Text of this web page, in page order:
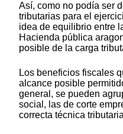
Así, como no podía ser
tributarias para el
idea de equilibrio entre
Hacienda pública
posible de la carga
Los beneficios fiscales
alcance posible
general, se pueden
social, las de corte
correcta técnica